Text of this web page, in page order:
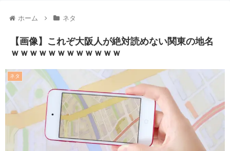
ホーム ネタ
【画像】これぞ大阪人が絶対読めない関東の地名
ｗｗｗｗｗｗｗｗｗｗｗｗ
ネタ